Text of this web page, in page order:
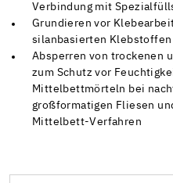
Verbindung mit
Grundieren vor
silanbasierten Klebstoffen
Absperren von trockenen
zum Schutz vor
Mittelbettmörteln bei
großformatigen Fliesen
Mittelbett-Verfahren